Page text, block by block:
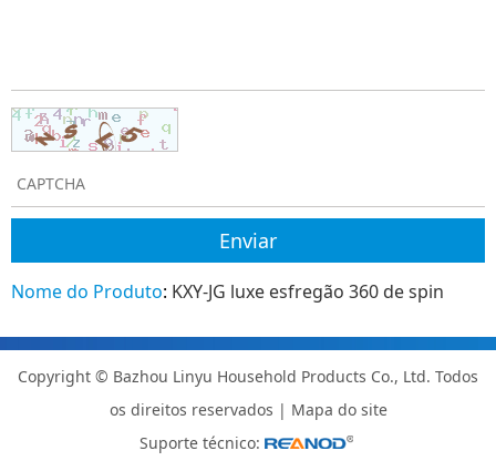
Nome do Produto: KXY-JG luxe esfregão 360 de spin
Copyright © Bazhou Linyu Household Products Co., Ltd. Todos
os direitos reservados | Mapa do site
Suporte técnico: